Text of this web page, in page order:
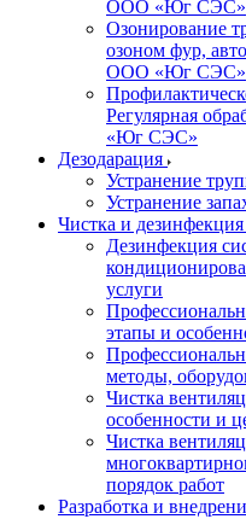
ООО «Юг СЭС»
Озонирование
озоном фур,
ООО «Юг СЭС»
Регулярная
«Юг СЭС»
Дезодарация
Устранение
Устранение
Чистка и
Дезинфекция
услуги
этапы и
методы,
Чистка
особенности и
Чистка
порядок работ
Разработка и